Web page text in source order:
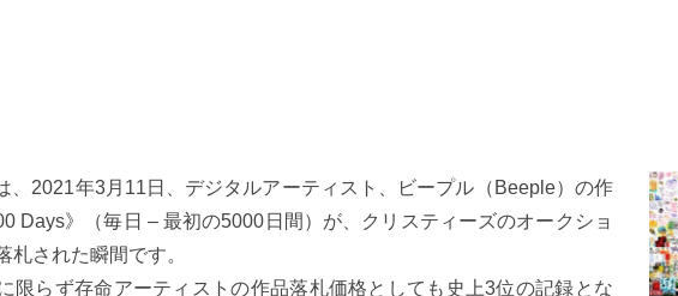
、2021年3月11日、デジタルアーティスト、ビープル（Beeple）の作
Days》（毎日 – 最初の5000日間）が、クリスティーズのオークショ
札された瞬間です。
限らず存命アーティストの作品落札価格としても史上3位の記録とな